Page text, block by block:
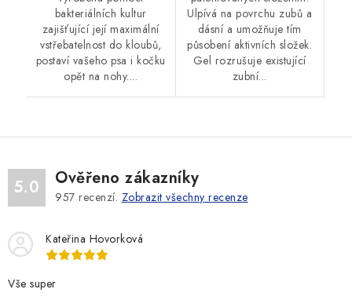
bakteriálních kultur
zajišťující její maximální
vstřebatelnost do kloubů,
postaví vašeho psa i kočku
opět na nohy....
Ulpívá na povrchu zubů a
dásní a umožňuje tím
působení aktivních složek.
Gel rozrušuje existující
zubní...
5.0 Ověřeno zákazníky
957 recenzí. Zobrazit všechny recenze
Kateřina Hovorková
Vše super